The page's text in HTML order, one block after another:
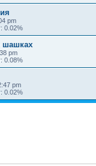
pm
0.02%
шашках
pm
0.08%
pm
0.02%